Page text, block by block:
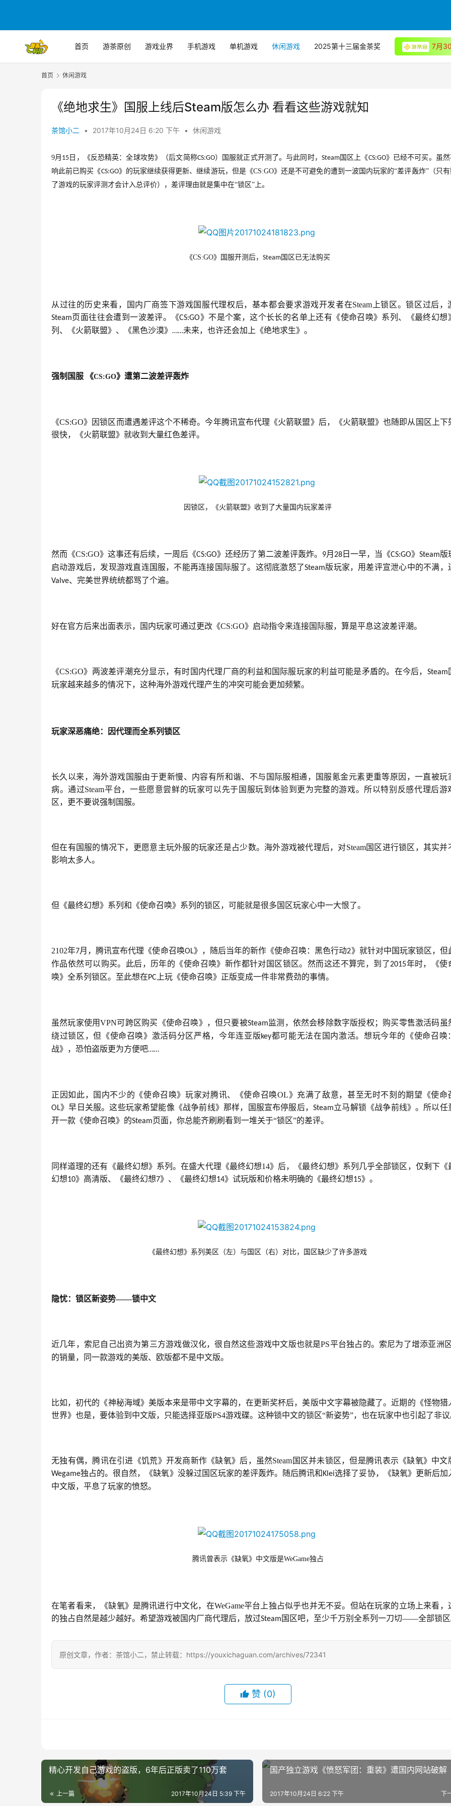
首页 游茶原创 游戏业界 手机游戏 单机游戏 休闲游戏 2025第十三届金茶奖 7月
首页 休闲游戏
《绝地求生》国服上线后Steam版怎么办 看看这些游戏就知
茶馆小二 • 2017年10月24日 6:20 下午 • 休闲游戏
9月 15 日，《反恐精英：全球攻势》（后文简称CS:GO）国服就正式开测了。与此同时， Steam国区上《CS:GO》已经不可买。虽
响此前已购买《CS:GO》的玩家继续获得更新、继续游玩，但是《CS:GO》还是不可避免的遭到一波国内玩家的“差评轰炸”（只
了游戏的玩家评测才会计入总评价），差评理由就是集中在“锁区”上。
《CS:GO》国服开测后， Steam国区已无法购买
从过往的历史来看，国内厂商签下游戏国服代理权后，基本都会要求游戏开发者在Steam上锁区。锁区过后，
Steam页面往往会遭到一波差评。《CS:GO》不是个案，这个长长的名单上还有《使命召唤》系列、《最终幻想
列、《火箭联盟》、《黑色沙漠》 ……未来，也许还会加上《绝地求生》。
强制国服 《CS:GO》遭第二波差评轰炸
《CS:GO》因锁区而遭遇差评这个不稀奇。今年腾讯宣布代理《火箭联盟》后，《火箭联盟》也随即从国区上下
很快，《火箭联盟》就收到大量红色差评。
因锁区，《火箭联盟》收到了大量国内玩家差评
然而《CS:GO》这事还有后续，一周后《CS:GO》还经历了第二波差评轰炸。 9月 28日一早，当《CS:GO》 Steam版
启动游戏后，发现游戏直连国服，不能再连接国际服了。这彻底激怒了Steam版玩家，用差评宣泄心中的不满，
Valve、完美世界统统都骂了个遍。
好在官方后来出面表示，国内玩家可通过更改《CS:GO》启动指令来连接国际服，算是平息这波差评潮。
《CS:GO》两波差评潮充分显示，有时国内代理厂商的利益和国际服玩家的利益可能是矛盾的。在今后， Steam
玩家越来越多的情况下，这种海外游戏代理产生的冲突可能会更加频繁。
玩家深恶痛绝：因代理而全系列锁区
长久以来，海外游戏国服由于更新慢、内容有所和谐、不与国际服相通，国服氪金元素更重等原因，一直被玩
病。通过Steam平台，一些愿意尝鲜的玩家可以先于国服玩到体验到更为完整的游戏。所以特别反感代理后游
区，更不要说强制国服。
但在有国服的情况下，更愿意主玩外服的玩家还是占少数。海外游戏被代理后，对Steam国区进行锁区，其实并
影响太多人。
但《最终幻想》系列和《使命召唤》系列的锁区，可能就是很多国区玩家心中一大恨了。
2102年7月，腾讯宣布代理《使命召唤OL》，随后当年的新作《使命召唤：黑色行动2》就针对中国玩家锁区，但
作品依然可以购买。此后，历年的《使命召唤》新作都针对国区锁区。然而这还不算完，到了2015年时，《使
唤》全系列锁区。至此想在PC 上玩《使命召唤》正版变成一件非常费劲的事情。
虽然玩家使用VPN可跨区购买《使命召唤》，但只要被Steam监测，依然会移除数字版授权；购买零售激活码虽
绕过锁区，但《使命召唤》激活码分区严格，今年连亚版key都可能无法在国内激活。想玩今年的《使命召唤
战》，恐怕盗版更为方便吧……
正因如此，国内不少的《使命召唤》玩家对腾讯、《使命召唤OL》充满了敌意，甚至无时不刻的期望《使命
OL》早日关服。这些玩家希望能像《战争前线》那样，国服宣布停服后， Steam立马解锁《战争前线》。所以任
开一款《使命召唤》的Steam页面，你总能齐刷刷看到一堆关于“锁区”的差评。
同样道理的还有《最终幻想》系列。在盛大代理《最终幻想14》后，《最终幻想》系列几乎全部锁区，仅剩下《
幻想10》高清版、《最终幻想7》、《最终幻想14》试玩版和价格未明确的《最终幻想15》。
《最终幻想》系列美区（左）与国区（右）对比，国区缺少了许多游戏
隐忧：锁区新姿势——锁中文
近几年，索尼自己出资为第三方游戏做汉化，很自然这些游戏中文版也就是PS平台独占的。索尼为了增添亚洲
的销量，同一款游戏的美版、欧版都不是中文版。
比如，初代的《神秘海域》美版本来是带中文字幕的，在更新奖杯后，美版中文字幕被隐藏了。近期的《怪物猎
世界》也是，要体验到中文版，只能选择亚版PS4游戏碟。这种锁中文的锁区“新姿势”，也在玩家中也引起了非议
无独有偶，腾讯在引进《饥荒》开发商新作《缺氧》后，虽然Steam国区并未锁区，但是腾讯表示《缺氧》中文
Wegame独占的。很自然，《缺氧》没躲过国区玩家的差评轰炸。随后腾讯和Klei选择了妥协，《缺氧》更新后加
中文版，平息了玩家的愤怒。
腾讯曾表示《缺氧》中文版是WeGame独占
在笔者看来，《缺氧》是腾讯进行中文化，在WeGame平台上独占似乎也并无不妥。但站在玩家的立场上来看，
的独占自然是越少越好。希望游戏被国内厂商代理后，放过Steam 国区吧，至少千万别全系列一刀切——全部锁区
原创文章，作者：茶馆小二，禁止转载：https://youxichaguan.com/archives/72341
赞 (0)
精心开发自己游戏的盗版，6年后正版卖了110万套
上一篇 2017年10月24日 5:39 下午
国产独立游戏《愤怒军团：重装》遭国内网站破解
下
2017年10月24日 6:22 下午